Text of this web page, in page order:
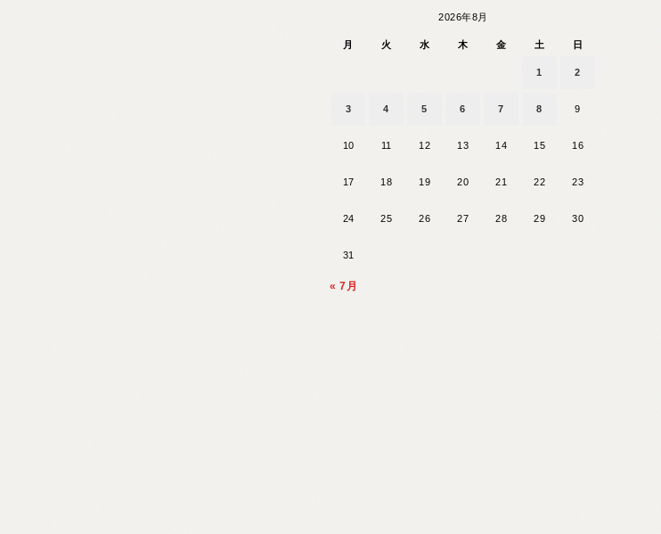
2026年8月
月 火 水 木 金 土 日
1 2
3 4 5 6 7 8 9
10 11 12 13 14 15 16
17 18 19 20 21 22 23
24 25 26 27 28 29 30
31
« 7月